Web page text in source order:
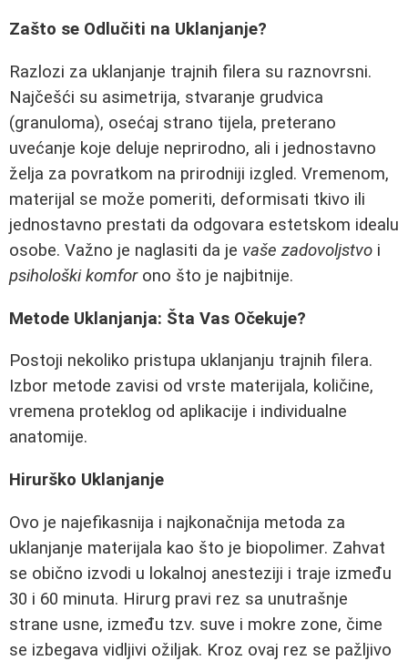
Zašto se Odlučiti na Uklanjanje?
Razlozi za uklanjanje trajnih filera su raznovrsni.
Najčešći su asimetrija, stvaranje grudvica
(granuloma), osećaj strano tijela, preterano
uvećanje koje deluje neprirodno, ali i jednostavno
želja za povratkom na prirodniji izgled. Vremenom,
materijal se može pomeriti, deformisati tkivo ili
jednostavno prestati da odgovara estetskom idealu
osobe. Važno je naglasiti da je vaše zadovoljstvo i
psihološki komforono što je najbitnije.
Metode Uklanjanja: Šta Vas Očekuje?
Postoji nekoliko pristupa uklanjanju trajnih filera.
Izbor metode zavisi od vrste materijala, količine,
vremena proteklog od aplikacije i individualne
anatomije.
Hirurško Uklanjanje
Ovo je najefikasnija i najkonačnija metoda za
uklanjanje materijala kao što je biopolimer. Zahvat
se obično izvodi u lokalnoj anesteziji i traje između
30 i 60 minuta. Hirurg pravi rez sa unutrašnje
strane usne, između tzv. suve i mokre zone, čime
se izbegava vidljivi ožiljak. Kroz ovaj rez se pažljivo